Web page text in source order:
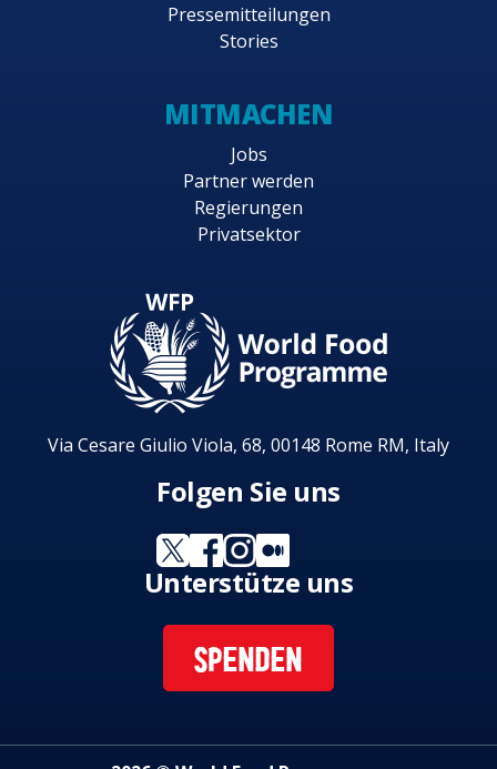
Pressemitteilungen
Stories
MITMACHEN
Jobs
Partner werden
Regierungen
Privatsektor
Via Cesare Giulio Viola, 68, 00148 Rome RM, Italy
Folgen Sie uns
Unterstütze uns
SPENDEN